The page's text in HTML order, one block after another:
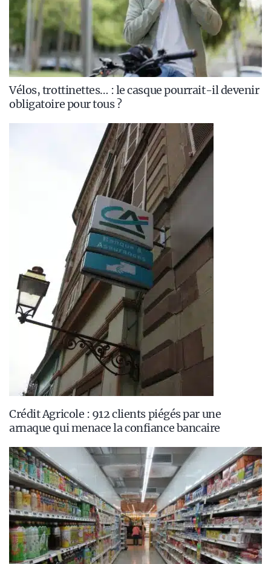
Vélos, trottinettes… : le casque pourrait-il devenir
obligatoire pour tous ?
Crédit Agricole : 912 clients piégés par une
arnaque qui menace la confiance bancaire